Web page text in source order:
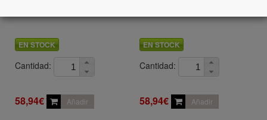
EN STOCK
Cantidad:
58,94€ Añadir
EN STOCK
Cantidad:
58,94€ Añadir